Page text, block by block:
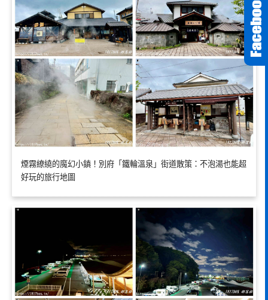
煙霧繚繞的魔幻小鎮！別府「鐵輪溫泉」街道散策：不泡湯也能超
好玩的旅行地圖